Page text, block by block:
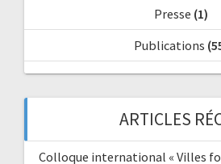
Presse (1)
Publications
ARTICLES
Colloque international « Villes